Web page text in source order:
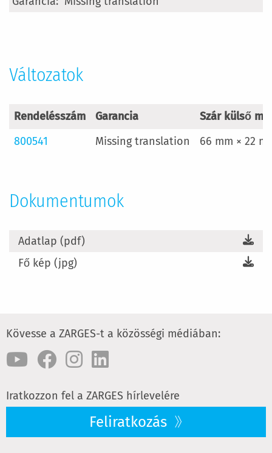
Változatok
Rendelésszám Garancia
Szár külső
800541
Missing translation 66 mm × 22
Dokumentumok
Adatlap (pdf)
Fő kép (jpg)
Kövesse a ZARGES-t a közösségi médiában:
Iratkozzon fel a ZARGES hírlevelére
Feliratkozás